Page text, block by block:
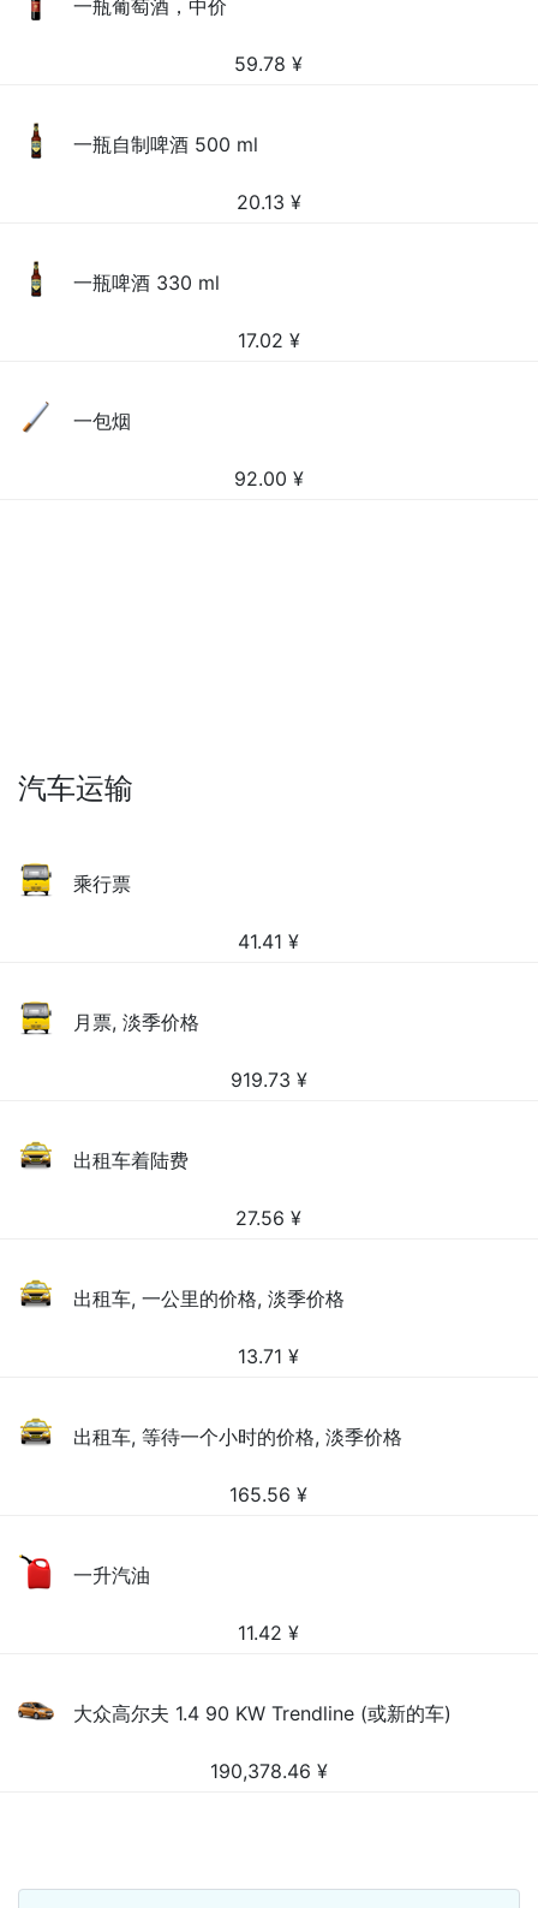
一瓶葡萄酒，中价
59.78 ¥
一瓶自制啤酒 500 ml
20.13 ¥
一瓶啤酒 330 ml
17.02 ¥
一包烟
92.00 ¥
汽车运输
乘行票
41.41 ¥
月票, 淡季价格
919.73 ¥
出租车着陆费
27.56 ¥
出租车, 一公里的价格, 淡季价格
13.71 ¥
出租车, 等待一个小时的价格, 淡季价格
165.56 ¥
一升汽油
11.42 ¥
大众高尔夫 1.4 90 KW Trendline (或新的车)
190,378.46 ¥